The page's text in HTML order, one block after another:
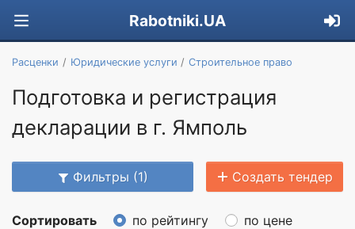
Rabotniki.UA
Расценки Юридические услуги Строительное право
Подготовка и регистрация
декларации в г. Ямполь
Фильтры (1) Создать тендер
Сортировать по рейтингу
по цене